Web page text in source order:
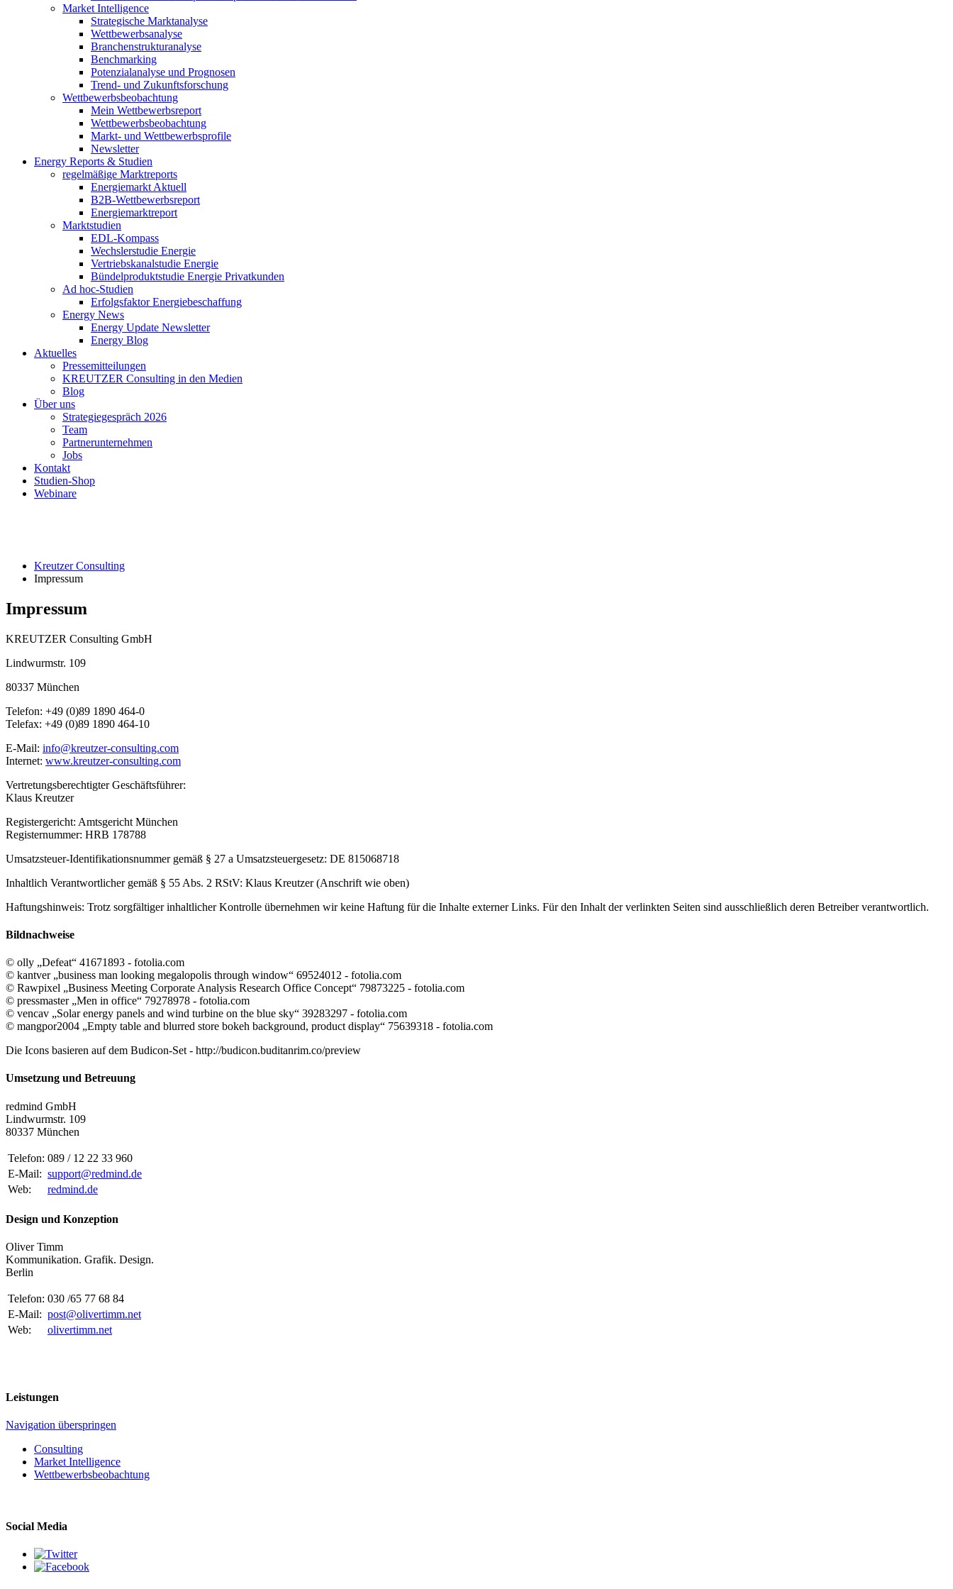
Market Intelligence
Strategische Marktanalyse
Wettbewerbsanalyse
Branchenstrukturanalyse
Benchmarking
Potenzialanalyse und Prognosen
Trend- und Zukunftsforschung
Wettbewerbs­beobachtung
Mein Wettbewerbsreport
Wettbewerbsbeobachtung
Markt- und Wettbewerbsprofile
Newsletter
Energy Reports & Studien
regelmäßige Marktreports
Energiemarkt Aktuell
B2B-Wettbewerbsreport
Energiemarktreport
Marktstudien
EDL-Kompass
Wechslerstudie Energie
Vertriebskanalstudie Energie
Bündelproduktstudie Energie Privatkunden
Ad hoc-Studien
Erfolgsfaktor Energiebeschaffung
Energy News
Energy Update Newsletter
Energy Blog
Aktuelles
Pressemitteilungen
KREUTZER Consulting in den Medien
Blog
Über uns
Strategiegespräch 2026
Team
Partnerunternehmen
Jobs
Kontakt
Studien-Shop
Webinare
Kreutzer Consulting
Impressum
Impressum
KREUTZER Consulting GmbH
Lindwurmstr. 109
80337 München
Telefon: +49 (0)89 1890 464-0
Telefax: +49 (0)89 1890 464-10
E-Mail: info@kreutzer-consulting.com
Internet: www.kreutzer-consulting.com
Vertretungsberechtigter Geschäftsführer:
Klaus Kreutzer
Registergericht: Amtsgericht München
Registernummer: HRB 178788
Umsatzsteuer-Identifikationsnummer gemäß § 27 a Umsatzsteuergesetz: DE 815068718
Inhaltlich Verantwortlicher gemäß § 55 Abs. 2 RStV: Klaus Kreutzer (Anschrift wie oben)
Haftungshinweis: Trotz sorgfältiger inhaltlicher Kontrolle übernehmen wir keine Haftung für die Inhalte externer Links. Für den Inhalt der verlinkten Seiten sind ausschließlich deren Betreiber verantwortlich.
Bildnachweise
© olly „Defeat“ 41671893 - fotolia.com
© kantver „business man looking megalopolis through window“ 69524012 - fotolia.com
© Rawpixel „Business Meeting Corporate Analysis Research Office Concept“ 79873225 - fotolia.com
© pressmaster „Men in office“ 79278978 - fotolia.com
© vencav „Solar energy panels and wind turbine on the blue sky“ 39283297 - fotolia.com
© mangpor2004 „Empty table and blurred store bokeh background, product display“ 75639318 - fotolia.com
Die Icons basieren auf dem Budicon-Set - http://budicon.buditanrim.co/preview
Umsetzung und Betreuung
redmind GmbH
Lindwurmstr. 109
80337 München
Telefon: 089 / 12 22 33 960
E-Mail: support@redmind.de
Web:
redmind.de
Design und Konzeption
Oliver Timm
Kommunikation. Grafik. Design.
Berlin
Telefon: 030 /65 77 68 84
E-Mail: post@olivertimm.net
Web:
olivertimm.net
Leistungen
Navigation überspringen
Consulting
Market Intelligence
Wettbewerbs­beobachtung
Social Media